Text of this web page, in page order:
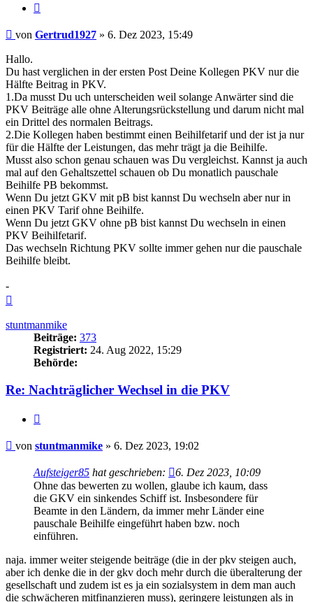
Beitrag
von Gertrud1927 » 6. Dez 2023, 15:49
Hallo.
Du hast verglichen in der ersten Post Deine Kollegen PKV nur die
Hälfte Beitrag in PKV.
1.Da musst Du uch unterscheiden weil solange Anwärter sind die
PKV Beiträge alle ohne Alterungsrückstellung und darum nicht mal
ein Drittel des normalen Beitrags.
2.Die Kollegen haben bestimmt einen Beihilfetarif und der ist ja nur
für die Hälfte der Leistungen, das mehr trägt ja die Beihilfe.
Musst also schon genau schauen was Du vergleichst. Kannst ja auch
mal auf den Gehaltszettel schauen ob Du monatlich pauschale
Beihilfe PB bekommst.
Wenn Du jetzt GKV mit pB bist kannst Du wechseln aber nur in
einen PKV Tarif ohne Beihilfe.
Wenn Du jetzt GKV ohne pB bist kannst Du wechseln in einen
PKV Beihilfetarif.
Das wechseln Richtung PKV sollte immer gehen nur die pauschale
Beihilfe bleibt.
-
stuntmanmike
Beiträge: 373
Registriert: 24. Aug 2022, 15:29
Behörde:
Re: Nachträglicher Wechsel in die PKV
Beitrag
von stuntmanmike » 6. Dez 2023, 19:02
Aufsteiger85 hat geschrieben:
6. Dez 2023, 10:09
Ohne das bewerten zu wollen, glaube ich kaum, dass
die GKV ein sinkendes Schiff ist. Insbesondere für
Beamte in den Ländern, da immer mehr Länder eine
pauschale Beihilfe eingeführt haben bzw. noch
einführen.
naja. immer weiter steigende beiträge (die in der pkv steigen auch,
aber ich denke die in der gkv doch mehr durch die überalterung der
gesellschaft und zudem ist es ja ein sozialsystem in dem man auch
die schwächeren mitfinanzieren muss), geringere leistungen als in